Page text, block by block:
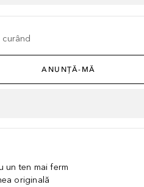
ANUNȚĂ-MĂ
un ten mai ferm
originală